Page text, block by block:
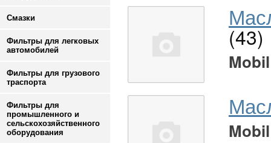
Смазки
Фильтры для легковых
автомобилей
Фильтры для грузового
траспорта
Фильтры для
промышленного и
сельскохозяйственного
оборудования
(43)
Mobil
Mobil